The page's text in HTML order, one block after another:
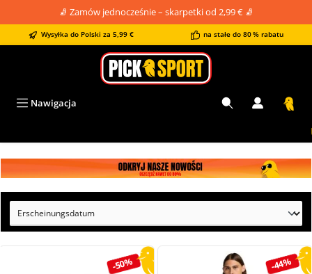
zawartości🧦 Zamów jednocześnie – skarpetki od 2,99 € 🧦
Wysyłka do Polski za 5,99 € na stałe do 80 % rabatu
Nawigacja
Pomiń galerię zdjęć
-50% -44%